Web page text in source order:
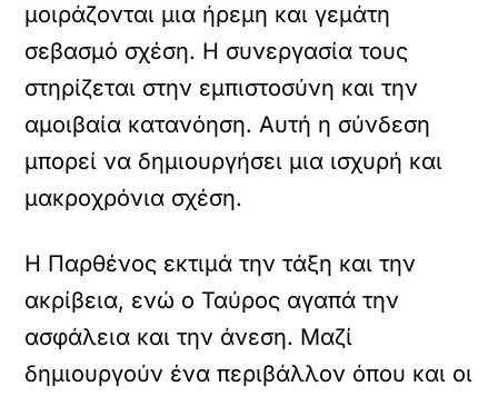
μοιράζονται μια ήρεμη και γεμάτη
σεβασμό σχέση. Η συνεργασία τους
στηρίζεται στην εμπιστοσύνη και την
αμοιβαία κατανόηση. Αυτή η σύνδεση
μπορεί να δημιουργήσει μια ισχυρή και
μακροχρόνια σχέση.
Η Παρθένος εκτιμά την τάξη και την
ακρίβεια, ενώ ο Ταύρος αγαπά την
ασφάλεια και την άνεση. Μαζί
δημιουργούν ένα περιβάλλον όπου και οι